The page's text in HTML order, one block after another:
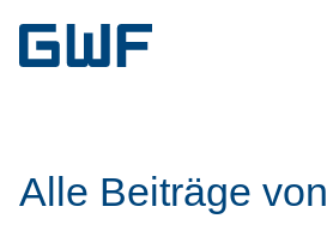
Alle Beiträge von